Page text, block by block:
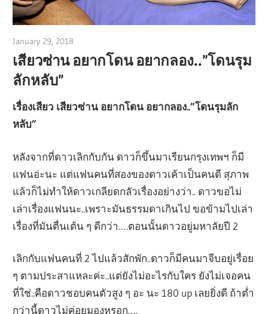
January 29, 2018
เสียวซ่าน อยากโดน อยากลอง..”โดนรุม
ลักหลับ”
เรื่องเสียว เสียวซ่าน อยากโดน อยากลอง..”โดนรุมลัก
หลับ”
หลังจากที่ดาวเลิกกับกัน ดาวก็ขึ้นมาเรียนกรุงเทพฯ ก็มี
แฟนอ่ะนะ แต่แฟนคนที่สองของดาวเค้าเป็นคนดี สุภาพ
แล้วก็ไม่ทำให้ดาวเกลียดกลัวเรื่องอย่างว่า.. ดาวขอไม่
เล่าเรื่องแฟนนะ..เพราะมันธรรมดาเกินไป ขอข้ามไปเล่า
เรื่องที่มันตื่นเต้น ๆ ดีกว่า….ตอนนั้นดาวอยู่มหาลัยปี 2
เลิกกับแฟนคนที่ 2 ไปแล้วสักพัก..ดาวก็มีคนมาจีบอยู่เรื่อย
ๆ ตามประสาแหละค่ะ..แต่ยังไม่อะไรกับใคร ยังไม่เจอคน
ที่ใช่..คือดาวชอบคนตัวสูง ๆ อะ นะ 180 up เลยยิ่งดี ถ้าต่ำ
กว่านี้ดาวไม่ค่อยมองหรอก….